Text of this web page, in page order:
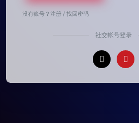
没有账号？ 注册 / 找回密码
社交帐号登录